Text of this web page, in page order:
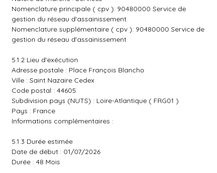
Nomenclature principale ( cpv ): 90480000 Service de
gestion du réseau d'assainissement
Nomenclature supplémentaire ( cpv ): 90480000 Service de
gestion du réseau d'assainissement
5.1.2 Lieu d'exécution
Adresse postale : Place François Blancho
Ville : Saint Nazaire Cedex
Code postal : 44605
Subdivision pays (NUTS) : Loire-Atlantique ( FRG01 )
Pays : France
Informations complémentaires :
5.1.3 Durée estimée
Date de début : 01/07/2026
Durée : 48 Mois